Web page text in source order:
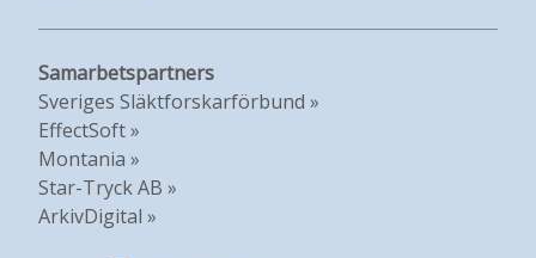
Samarbetspartners
Sveriges Släktforskarförbund »
EffectSoft »
Montania »
Star-Tryck AB »
ArkivDigital »